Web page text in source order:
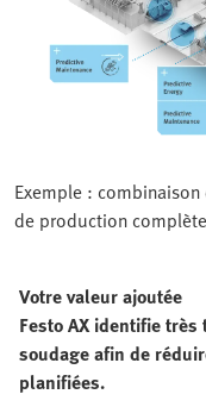
Exemple :
de production complète
Votre valeur ajoutée
Festo AX identifie
soudage afin de
planifiées.